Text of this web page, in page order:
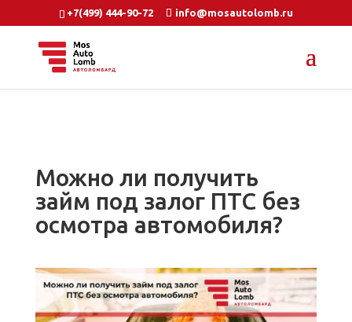
+7(499) 444-90-72 info@mosautolomb.ru
Можно ли получить
займ под залог ПТС без
осмотра автомобиля?